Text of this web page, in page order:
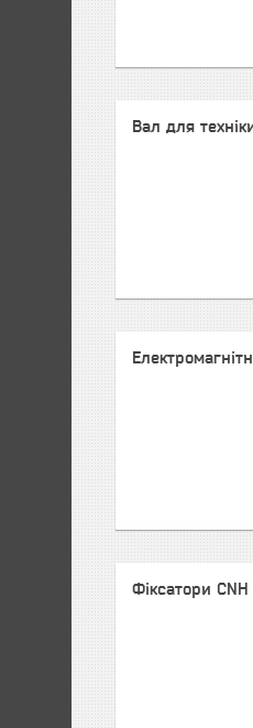
Вал для
Фіксатори CNH